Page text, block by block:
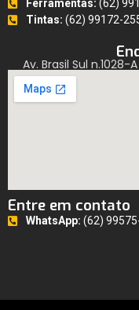
Ferramentas: (62)
Tintas: (62) 99172-
Av. Brasil Sul n.1028-
Entre em contato
WhatsApp: (62)